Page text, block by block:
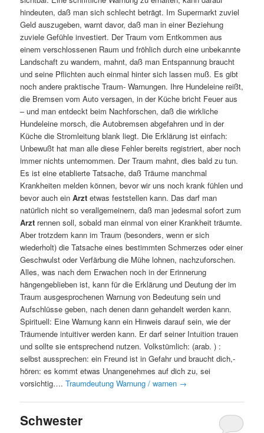
hindeuten, daß man sich schlecht beträgt. Im Supermarkt zuviel
Geld auszugeben, warnt davor, daß man in einer Beziehung
zuviele Gefühle investiert. Der Traum vom Entkommen aus
einem verschlossenen Raum und fröhlich durch eine unbekannte
Landschaft zu wandern, mahnt, daß man Entspannung braucht
und seine Pflichten auch einmal hinter sich lassen muß. Es gibt
noch andere praktische Traum- Warnungen. Ihre Hundeleine reißt,
die Bremsen vom Auto versagen, in der Küche bricht Feuer aus
– und man entdeckt beim Nachforschen, daß die wirkliche
Hundeleine morsch, die Autobremsen abgefahren und in der
Küche die Stromleitung blank liegt. Die Erklärung ist einfach:
Unbewußt hat man alle diese Fehler bereits registriert, aber noch
immer nichts unternommen. Der Traum mahnt, dies bald zu tun.
Es ist eine etablierte Tatsache, daß Träume manchmal
Krankheiten melden können, bevor wir uns noch krank fühlen und
bevor auch einArzt etwas feststellen kann. Das darf man
natürlich nicht so verallgemeinern, daß man jedesmal sofort zum
Arzt rennen soll, sobald man einmal von einer Krankheit träumte.
Aber trotzdem kann im Traum (besonders, wenn er sich
wiederholt) die Tatsache eines bestimmten Schmerzes oder einer
Geschwulst oder Verfärbung die Mühe lohnen, nachzuforschen.
Alles, was nach dem Erwachen noch in der Erinnerung
hängengeblieben ist, kann für die Erklärung und Deutung der im
Traum ausgesprochenen Warnung von Bedeutung sein und
Aufschlüsse geben, nach denen dann gehandelt werden kann.
Spirituell: Eine Warnung kann ein Hinweis darauf sein, wie der
Träumende intuitiver werden kann. Er darf seiner Intuition trauen
und sollte sie entsprechend nutzen. Volkstümlich: (arab. ) :
selbst aussprechen: ein Freund ist in Gefahr und braucht dich,-
hören: es kommt etwas Unangenehmes auf dich zu, sei
vorsichtig….Traumdeutung Warnung / warnen →
Schwester